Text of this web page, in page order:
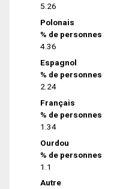
5.26
Polonais
% de personnes
4.36
Espagnol
% de personnes
2.24
Français
% de personnes
1.34
Ourdou
% de personnes
1.1
Autre